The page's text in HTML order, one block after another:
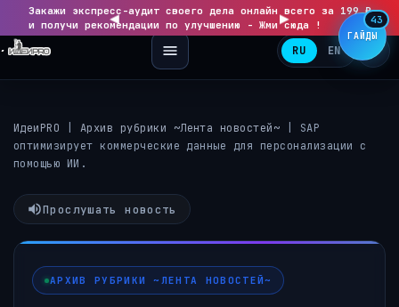
◀
Закажи экспресс-аудит своего дела онлайн всего за 199 ₽
и получи рекомендации по улучшению - Жми сюда !
▶
RU EN
ИдеиPRO Архив рубрики ~Лента новостей~
SAP
оптимизирует коммерческие данные для персонализации с
помощью ИИ.
Прослушать новость
АРХИВ РУБРИКИ ~ЛЕНТА НОВОСТЕЙ~
ГАЙДЫ
43